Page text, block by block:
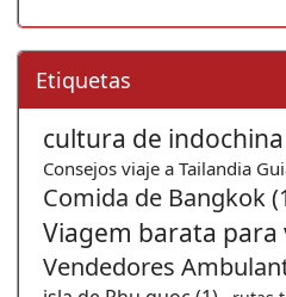
Etiquetas
cultura de indochina
Consejos viaje a Tailandia
Comida de Bangkok
Viagem barata para
Vendedores